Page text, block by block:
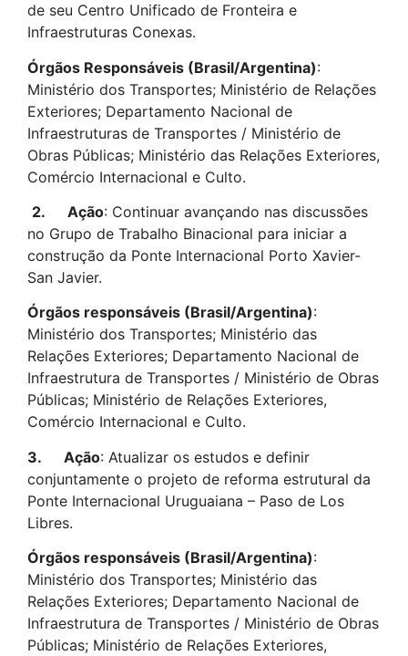
de seu Centro Unificado de Fronteira e
Infraestruturas Conexas.
Órgãos Responsáveis (Brasil/Argentina):
Ministério dos Transportes; Ministério de Relações
Exteriores; Departamento Nacional de
Infraestruturas de Transportes / Ministério de
Obras Públicas; Ministério das Relações Exteriores,
Comércio Internacional e Culto.
2. Ação: Continuar avançando nas discussões
no Grupo de Trabalho Binacional para iniciar a
construção da Ponte Internacional Porto Xavier-
San Javier.
Órgãos responsáveis (Brasil/Argentina):
Ministério dos Transportes; Ministério das
Relações Exteriores; Departamento Nacional de
Infraestrutura de Transportes / Ministério de Obras
Públicas; Ministério de Relações Exteriores,
Comércio Internacional e Culto.
3. Ação: Atualizar os estudos e definir
conjuntamente o projeto de reforma estrutural da
Ponte Internacional Uruguaiana – Paso de Los
Libres.
Órgãos responsáveis (Brasil/Argentina):
Ministério dos Transportes; Ministério das
Relações Exteriores; Departamento Nacional de
Infraestrutura de Transportes / Ministério de Obras
Públicas; Ministério de Relações Exteriores,